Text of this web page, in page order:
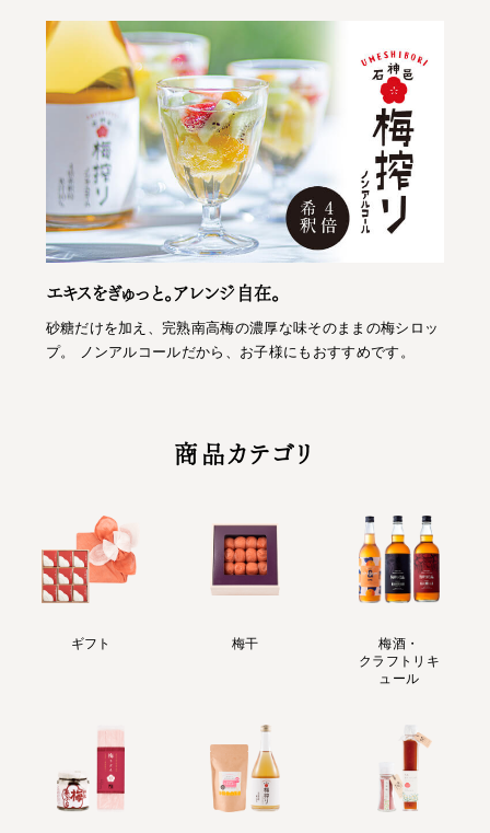
エキスをぎゅっと。アレンジ自在。
砂糖だけを加え、完熟南高梅の濃厚な味そのままの梅シロッ
プ。 ノンアルコールだから、お子様にもおすすめです。
商品カテゴリ
ギフト 梅干
梅酒・
クラフトリキ
ュール